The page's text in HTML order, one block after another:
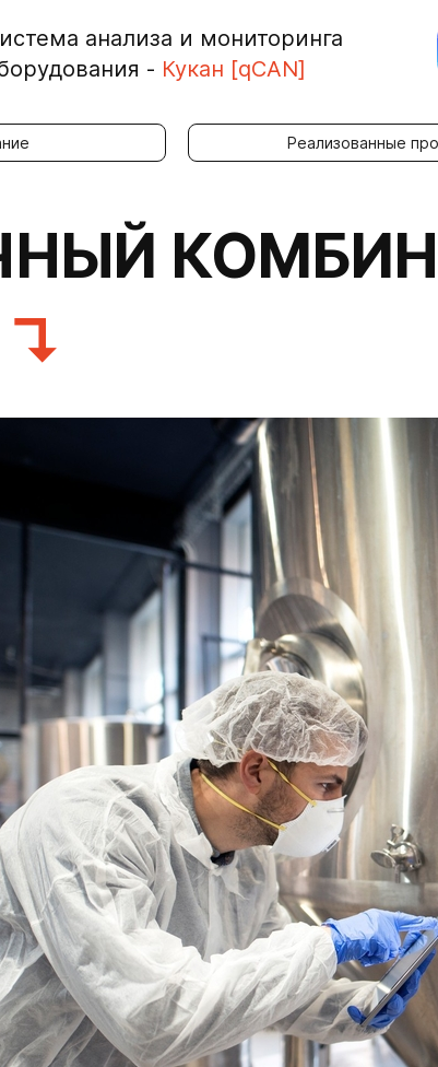
анализа и мониторинга
- Кукан [qCAN]
Реализованные
↴